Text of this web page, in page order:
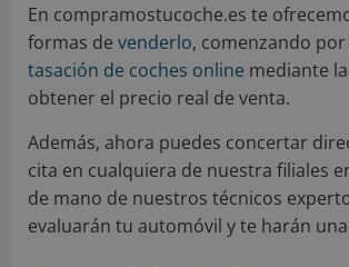
En compramostucoche.es te
formas de venderlo, comenzando
tasación de coches online mediante
obtener el precio real de venta.
Además, ahora puedes concertar
cita en cualquiera de nuestra filiales
de mano de nuestros técnicos
evaluarán tu automóvil y te harán